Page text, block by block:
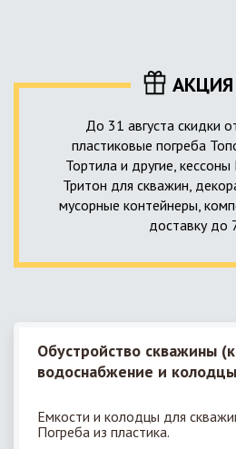
высокотехнологичное устройство,
канализационную систему иАКЦИЯ
До 31 августа скидки
пластиковые погреба
Тортила и другие, кессоны
Тритон для скважин,
мусорные контейнеры,
доставку до
Обустройство скважины
водоснабжение и колодцы
Емкости и колодцы для
Погреба из пластика.